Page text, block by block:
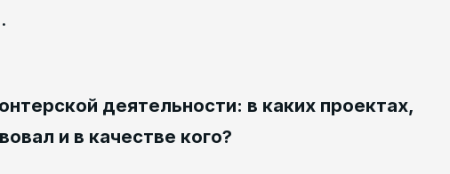
деятельности: в каких проектах,
и в качестве кого?